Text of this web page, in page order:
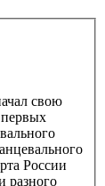
свою
первых
России
разного